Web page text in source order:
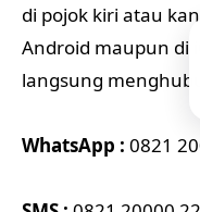
di pojok kiri atau
Android maupun di
langsung
WhatsApp : 0821